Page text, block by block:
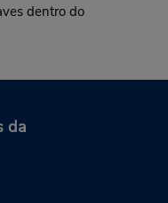
dentro do
da